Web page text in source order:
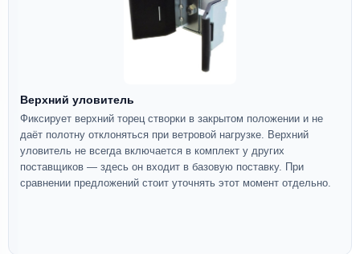
Верхний уловитель
Фиксирует верхний торец створки в закрытом положении и не
даёт полотну отклоняться при ветровой нагрузке. Верхний
уловитель не всегда включается в комплект у других
поставщиков — здесь он входит в базовую поставку. При
сравнении предложений стоит уточнять этот момент отдельно.